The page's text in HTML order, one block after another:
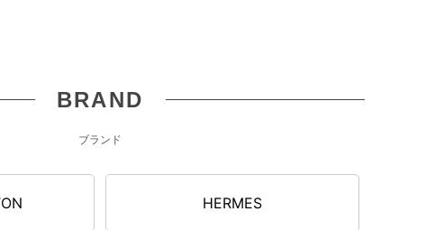
BRAND
ブランド
HERMES